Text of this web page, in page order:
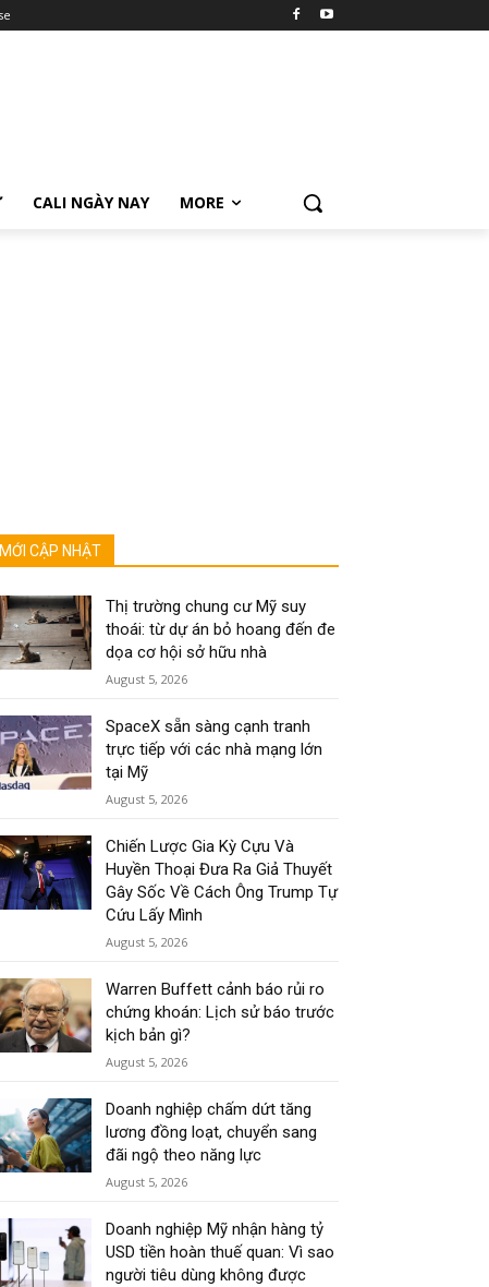
CALI NGÀY NAY MORE
MỚI CẬP NHẬT
Thị trường chung cư Mỹ suy
thoái: từ dự án bỏ hoang đến đe
dọa cơ hội sở hữu nhà
August 5, 2026
SpaceX sẵn sàng cạnh tranh
trực tiếp với các nhà mạng lớn
tại Mỹ
August 5, 2026
Chiến Lược Gia Kỳ Cựu Và
Huyền Thoại Đưa Ra Giả Thuyết
Gây Sốc Về Cách Ông Trump Tự
Cứu Lấy Mình
August 5, 2026
Warren Buffett cảnh báo rủi ro
chứng khoán: Lịch sử báo trước
kịch bản gì?
August 5, 2026
Doanh nghiệp chấm dứt tăng
lương đồng loạt, chuyển sang
đãi ngộ theo năng lực
August 5, 2026
Doanh nghiệp Mỹ nhận hàng tỷ
USD tiền hoàn thuế quan: Vì sao
người tiêu dùng không được